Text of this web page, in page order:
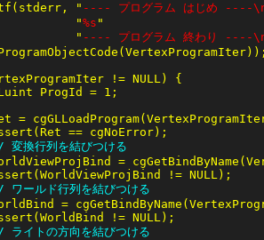
"
---- プログラム はじめ ----
"
%s
"
---- プログラム 終わり ----
換行列を結びつける
=
ールド行列を結びつける
=
イトの方向を結びつける